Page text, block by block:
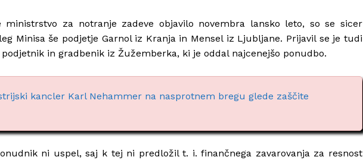
za notranje zadeve objavilo novembra lansko leto, so se sicer
Minisa še podjetje Garnol iz Kranja in Mensel iz Ljubljane. Prijavil se je tudi
in gradbenik iz Žužemberka, ki je oddal najcenejšo ponudbo.
kancler Karl Nehammer na nasprotnem bregu glede zaščite
ni uspel, saj k tej ni predložil t. i. finančnega zavarovanja za resnost